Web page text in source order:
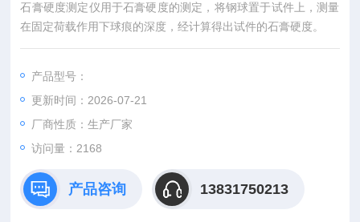
石膏硬度测定仪用于石膏硬度的测定，将钢球置于试件上，测量
在固定荷载作用下球痕的深度，经计算得出试件的石膏硬度。
产品型号：
更新时间：2026-07-21
厂商性质：生产厂家
访问量：2168
产品咨询 13831750213